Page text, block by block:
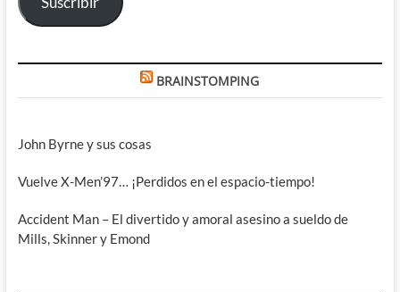
BRAINSTOMPING
John Byrne y sus cosas
Vuelve X-Men’97… ¡Perdidos en el espacio-tiempo!
Accident Man – El divertido y amoral asesino a sueldo de
Mills, Skinner y Emond